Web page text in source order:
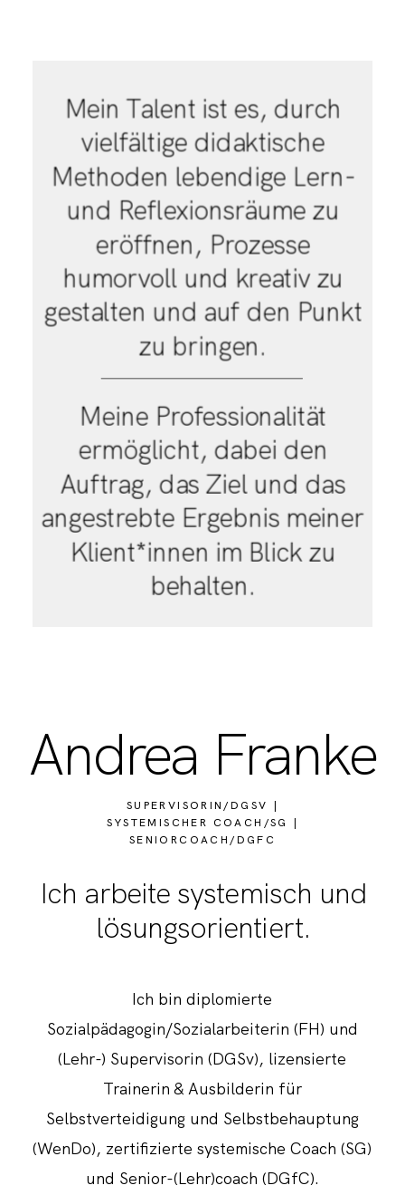
Mein Talent ist es, durch
vielfältige didaktische
Methoden lebendige Lern-
und Reflexionsräume zu
eröffnen, Prozesse
humorvoll und kreativ zu
gestalten und auf den Punkt
zu bringen.
Meine Professionalität
ermöglicht, dabei den
Auftrag, das Ziel und das
angestrebte Ergebnis meiner
Klient*innen im Blick zu
behalten.
Andrea Franke
SUPERVISORIN/DGSV |
SYSTEMISCHER COACH/SG |
SENIORCOACH/DGFC
Ich arbeite systemisch und
lösungsorientiert.
Ich bin diplomierte
Sozialpädagogin/Sozialarbeiterin (FH) und
(Lehr-) Supervisorin (DGSv), lizensierte
Trainerin & Ausbilderin für
Selbstverteidigung und Selbstbehauptung
(WenDo), zertifizierte systemische Coach (SG)
und Senior-(Lehr)coach (DGfC).